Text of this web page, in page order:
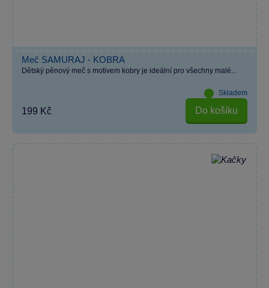
Meč SAMURAJ - KOBRA
Dětský pěnový meč s motivem kobry je ideální pro všechny malé...
Skladem
199 Kč Do košíku